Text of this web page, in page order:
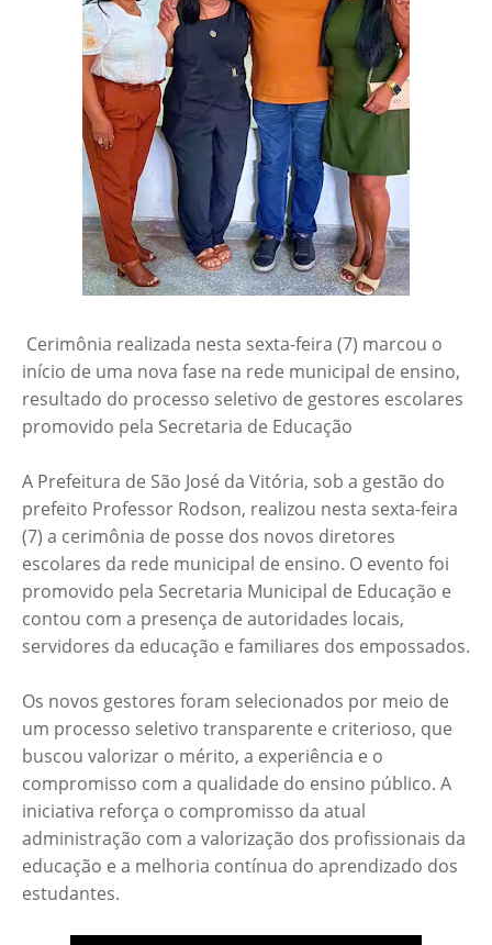
Cerimônia realizada nesta sexta-feira (7) marcou o
início de uma nova fase na rede municipal de ensino,
resultado do processo seletivo de gestores escolares
promovido pela Secretaria de Educação
A Prefeitura de São José da Vitória, sob a gestão do
prefeito Professor Rodson, realizou nesta sexta-feira
(7) a cerimônia de posse dos novos diretores
escolares da rede municipal de ensino. O evento foi
promovido pela Secretaria Municipal de Educação e
contou com a presença de autoridades locais,
servidores da educação e familiares dos empossados.
Os novos gestores foram selecionados por meio de
um processo seletivo transparente e criterioso, que
buscou valorizar o mérito, a experiência e o
compromisso com a qualidade do ensino público. A
iniciativa reforça o compromisso da atual
administração com a valorização dos profissionais da
educação e a melhoria contínua do aprendizado dos
estudantes.